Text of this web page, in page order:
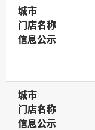
城市
城市
门店名称
门店名称
信息公示
信息公示
城市
城市
门店名称
门店名称
信息公示
信息公示